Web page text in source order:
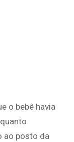
o bebê havia
ao posto da